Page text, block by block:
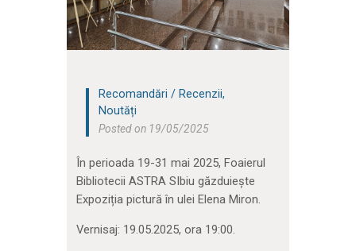
Recomandări / Recenzii,
Noutăți
Posted on 19/05/2025
În perioada 19-31 mai 2025, Foaierul
Bibliotecii ASTRA SIbiu găzduiește
Expoziția pictură în ulei Elena Miron.
Vernisaj: 19.05.2025, ora 19:00.